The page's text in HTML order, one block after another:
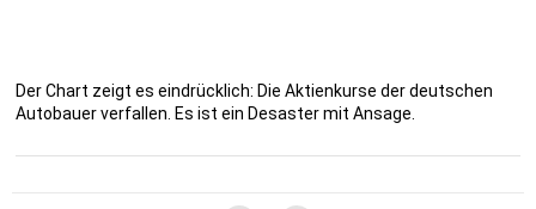
Der Chart zeigt es eindrücklich: Die Aktienkurse der deutschen
Autobauer verfallen. Es ist ein Desaster mit Ansage.